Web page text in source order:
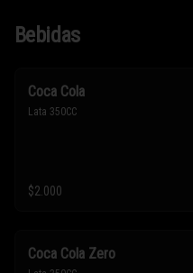
Bebidas
Coca Cola
Lata 350CC
$2.000
Coca Cola Zero